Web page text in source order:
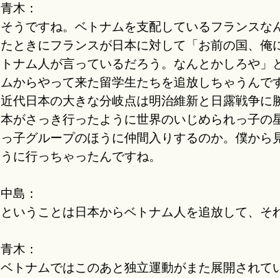
青木：
そうですね。ベトナムを支配しているフランス
たときにフランスが日本に対して「お前の国、
トナム人が言っているだろう。なんとかしろや
ムからやって来た留学生たちを追放しちゃうんで
近代日本の大きな分岐点は明治維新と日露戦争に
本がさっき行ったように世界のいじめられっ子
っ子グループのほうに仲間入りするのか。僕か
うに行っちゃったんですね。
中島：
ということは日本からベトナム人を追放して、そ
青木：
ベトナムではこのあと独立運動がまた展開され